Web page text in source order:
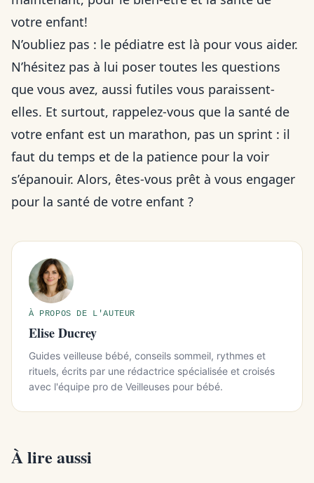
votre enfant!
N’oubliez pas : le pédiatre est là pour vous aider.
N’hésitez pas à lui poser toutes les questions
que vous avez, aussi futiles vous paraissent-
elles. Et surtout, rappelez-vous que la santé de
votre enfant est un marathon, pas un sprint : il
faut du temps et de la patience pour la voir
s’épanouir. Alors, êtes-vous prêt à vous engager
pour la santé de votre enfant ?
À PROPOS DE L'AUTEUR
Elise Ducrey
Guides veilleuse bébé, conseils sommeil, rythmes et
rituels, écrits par une rédactrice spécialisée et croisés
avec l'équipe pro de Veilleuses pour bébé.
À lire aussi